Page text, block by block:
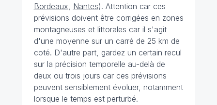
Bordeaux, Nantes). Attention car ces
prévisions doivent être corrigées en zones
montagneuses et littorales car il s'agit
d'une moyenne sur un carré de 25 km de
coté. D'autre part, gardez un certain recul
sur la précision temporelle au-delà de
deux ou trois jours car ces prévisions
peuvent sensiblement évoluer, notamment
lorsque le temps est perturbé.